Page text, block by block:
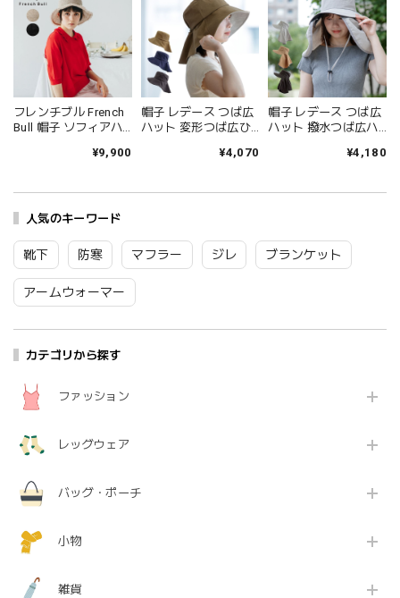
人気のキーワード
靴下 防寒 マフラー ジレ ブランケット
アームウォーマー
カテゴリから探す
ファッション
レッグウェア
バッグ・ポーチ
小物
雑貨
フレンチブル French
Bull 帽子 ソフィアハ
トハット サマーハッ
ワイヤー入り ブラン
れ かわいい 36-26101
Fr111
¥9,900
帽子 レデース つば広
ハット 変形つば広ひ
ネア 綿 麻 UV対策
7214LIA001/2/3/4
Bq097
¥4,070
帽子 レデース つば広
ハット 撥水つば広ハ
ナ UV対策 3WAY
ゃれ 7214VEL001/2/3
Bq099
¥4,180